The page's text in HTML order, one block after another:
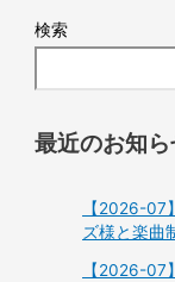
検索
最近のお知
【2026-07
ズ様と楽曲
【2026-07